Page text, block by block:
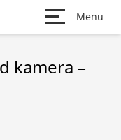
Menu
kamera –